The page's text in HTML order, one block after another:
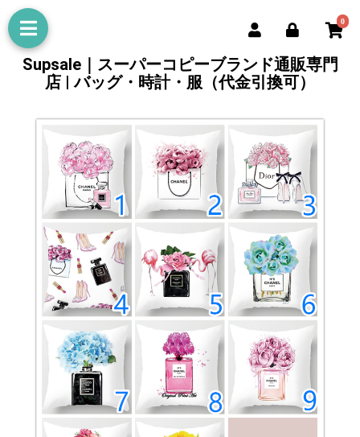
0
Supsale｜スーパーコピーブランド通販専門
店 | バッグ・時計・服（代金引換可）